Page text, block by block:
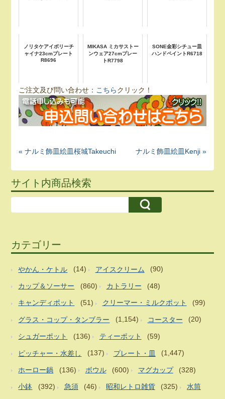
ノリタケアイボリーチ
ャイナ23cmプレート
R8696
MIKASA ミカサストー
ンウェア27cmプレー
トR7798
SONE金彩シチュー皿
ハンドペイントR6718
ご注文及び問い合わせ： こちらクリック！
« ナルミ飾皿絵皿桜城Takeuchi ナルミ飾皿絵皿Kenji »
サイト内商品検索
カテゴリー
やかん・ケトル (14) アイスクリーム (90)
カップ＆ソーサー (860) カトラリー (48)
キャンディポット (51) クリーマー・ミルクポット (99)
グラス・コップ・タンブラー (1,154) コースター (20)
シュガーポット (136) ティーポット (59)
ピッチャー・水差し (137) プレート・皿 (1,447)
ホーロー鍋 (136) ボウル (600) マグカップ (328)
小鉢 (392) 急須 (46) 昭和レトロ雑貨 (325) 水筒